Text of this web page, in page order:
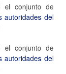
el conjunto de
autoridades del
el conjunto de
autoridades del